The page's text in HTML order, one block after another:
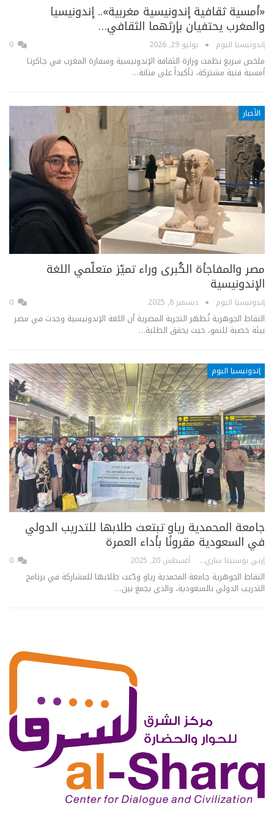
«أمسية ثقافية إندونيسية مغربية».. إندونيسيا
والمغرب يحتفيان بإرثهما الثقافي…
إندونيسيا اليوم يوليو 29, 2026
ملخص سريع نظمت وزارة الثقافة الإندونيسية وسفارة المغرب في جاكرتا
أمسية فنية مشتركة، تأكيداً على متانة…
الأخبار
مصر والمفاجأة الكُبرى وراء تميّز متعلّمي اللغة
الإندونيسية
إندونيسيا اليوم ديسمبر 8, 2025
النقاط الجوهرية تُظهر التجربة المصرية أن اللغة الإندونيسية وجدت في مصر
بيئة خصبة للنمو، حيث يحقق الطلبة…
إندونيسيا اليوم
جامعة المحمدية رياو تبتعث طلابها للتدريب الدولي
في السعودية مقرونًا بأداء العمرة
إرني بوسبيتا ساري أغسطس 20, 2025
النقاط الجوهرية جامعة المحمدية رياو ودّعت طلابها للمشاركة في برنامج
التدريب الدولي بالسعودية، والذي يجمع بين…